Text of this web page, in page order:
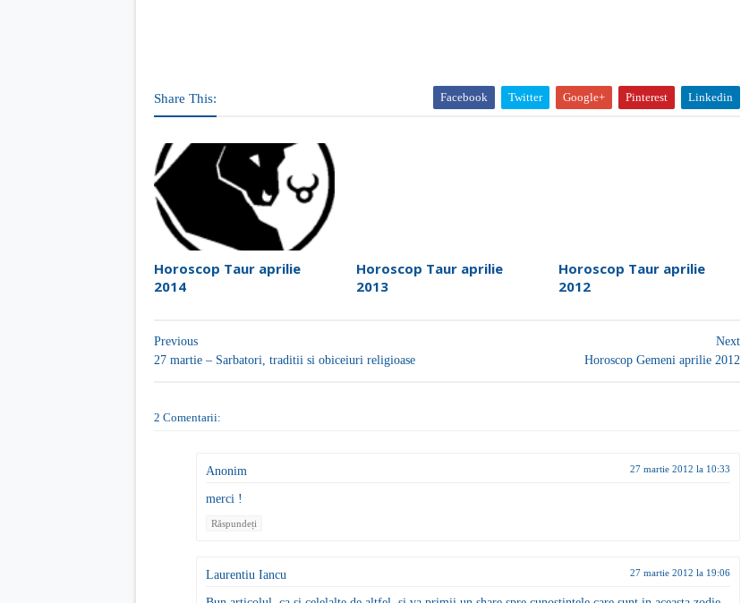
Share This: Facebook Twitter Google+ Pinterest Linkedin
Horoscop Taur aprilie
2014
Horoscop Taur aprilie
2013
Horoscop Taur aprilie
2012
Next
Horoscop Gemeni aprilie 2012
Previous
27 martie – Sarbatori, traditii si obiceiuri religioase
2 Comentarii:
Anonim 27 martie 2012 la 10:33
merci !
Răspundeți
Laurentiu Iancu 27 martie 2012 la 19:06